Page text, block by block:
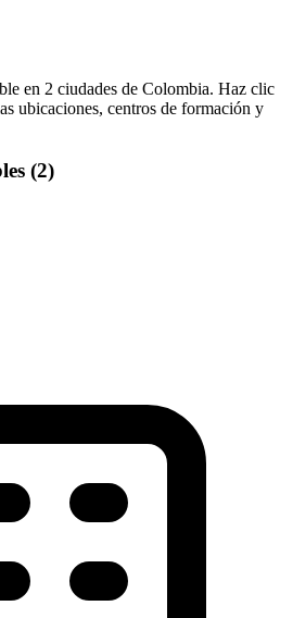
en 2 ciudades de Colombia. Haz clic
ubicaciones, centros de formación y
(2)